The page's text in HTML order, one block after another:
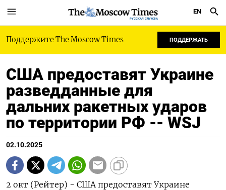
РУССКАЯ СЛУЖБА
EN
Поддержите The Moscow Times ПОДДЕРЖАТЬ
США предоставят Украине
разведданные для
дальних ракетных ударов
по территории РФ -- WSJ
02.10.2025
2 окт (Рейтер) - США предоставят Украине